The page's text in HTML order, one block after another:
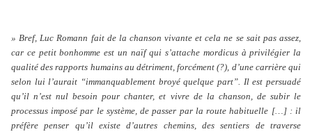
» Bref, Luc Romann fait de la chanson vivante et cela ne se sait pas assez,
car ce petit bonhomme est un naïf qui s’attache mordicus à privilégier la
qualité des rapports humains au détriment, forcément (?), d’une carrière qui
selon lui l’aurait “immanquablement broyé quelque part”. Il est persuadé
qu’il n’est nul besoin pour chanter, et vivre de la chanson, de subir le
processus imposé par le système, de passer par la route habituelle […] : il
préfère penser qu’il existe d’autres chemins, des sentiers de traverse